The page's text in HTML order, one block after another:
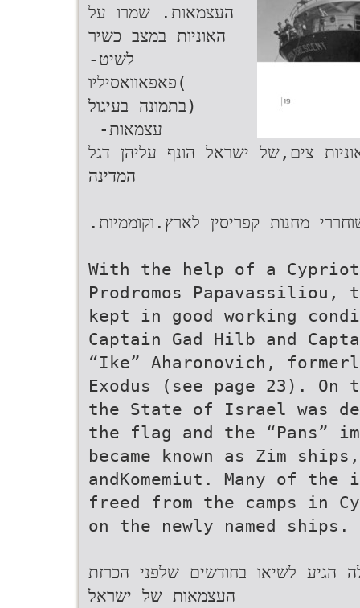
העצמאות‬.‫ שמרו על
האוניות במצב כשיר
לשיט‬-
)‫פאפאוואסיליו
(בתמונה בעיגול‬
‫ עצמאות‬- ‫
צים‬,‫של ישראל הונף עליהן דגל
המדינה‬
.‫ על סיפוניהן חזרו רבים ממשוחררי מחנות קפריסין לארץ‬.‫וקוממיות‬
With the help of a
Prodromos Papavassiliou,
kept in good working
Captain Gad Hilb and
“Ike” Aharonovich,
Exodus (see page 23). On
the State of Israel was
the flag and the “Pans”
became known as Zim
andKomemiut. Many of the
freed from the camps in
on the newly named ships.
הגיע לשיאו בחודשים שלפני הכרזת
העצמאות של ישראל‬